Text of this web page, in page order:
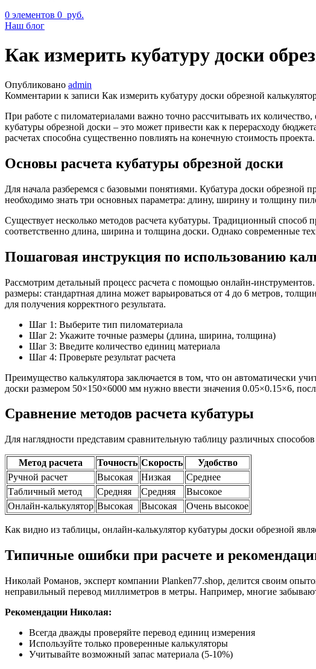
0 элементов 0 руб.
Наш блог
Как измерить кубатуру доски
Опубликовано admin
Комментарии к записи Как измерить кубатуру доски обрезной
При работе с пиломатериалами важно точно рассчитывать их
кубатуры обрезной доски – это может привести как к перерасходу
расчетах способна существенно повлиять на конечную стоимость проекта.
Основы расчета кубатуры обрезной доски
Для начала разберемся с базовыми понятиями. Кубатура доски обрезной
необходимо знать три основных параметра: длину, ширину и толщину
Существует несколько методов расчета кубатуры. Традиционный способ
соответственно длина, ширина и толщина доски. Однако современные
Пошаговая инструкция по использованию
Рассмотрим детальный процесс расчета с помощью онлайн-
размеры: стандартная длина может варьироваться от 4 до 6 метров,
для получения корректного результата.
Шаг 1: Выберите тип пиломатериала
Шаг 2: Укажите точные размеры (длина, ширина, толщина)
Шаг 3: Введите количество единиц материала
Шаг 4: Проверьте результат расчета
Преимущество калькулятора заключается в том, что он автоматически
доски размером 50×150×6000 мм нужно ввести значения 0.05×0.15×6,
Сравнение методов расчета кубатуры
Для наглядности представим сравнительную таблицу различных способов
Метод расчета Точность Скорость
Удобство
Ручной расчет
Высокая Низкая
Среднее
Табличный метод
Средняя Средняя
Высокое
Онлайн-калькулятор Высокая Высокая Очень высокое
Как видно из таблицы, онлайн-калькулятор кубатуры доски обрезной
Типичные ошибки при расчете и
Николай Романов, эксперт компании Planken77.shop, делится своим
неправильный перевод миллиметров в метры. Например, многие
Рекомендации Николая:
Всегда дважды проверяйте перевод единиц измерения
Используйте только проверенные калькуляторы
Учитывайте возможный запас материала (5-10%)